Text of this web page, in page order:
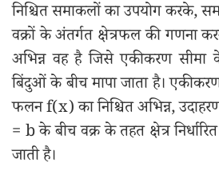
निश्चित समाकलों का उपयोग करके,
वक्रों के अंतर्गत क्षेत्रफल की गणना
अभिन्न वह है जिसे एकीकरण सीमा
बिंदुओं के बीच मापा जाता है।
फलन f(x) का निश्चित अभिन्न,
= b के बीच वक्र के तहत क्षेत्र
जाती है।